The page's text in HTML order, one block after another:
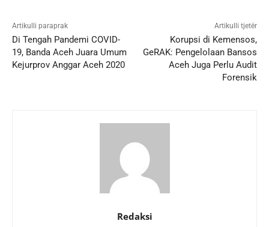
Artikulli paraprak
Di Tengah Pandemi COVID-
19, Banda Aceh Juara Umum
Kejurprov Anggar Aceh 2020
Artikulli tjetër
Korupsi di Kemensos,
GeRAK: Pengelolaan Bansos
Aceh Juga Perlu Audit
Forensik
Redaksi